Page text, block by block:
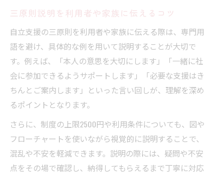
三原則説明を利用者や家族に伝えるコツ
自立支援の三原則を利用者や家族に伝える際は、専門用
語を避け、具体的な例を用いて説明することが大切で
す。例えば、「本人の意思を大切にします」「一緒に社
会に参加できるようサポートします」「必要な支援はき
ちんとご案内します」といった言い回しが、理解を深め
るポイントとなります。
さらに、制度の上限2500円や利用条件についても、図や
フローチャートを使いながら視覚的に説明することで、
混乱や不安を軽減できます。説明の際には、疑問や不安
点をその場で確認し、納得してもらえるまで丁寧に対応